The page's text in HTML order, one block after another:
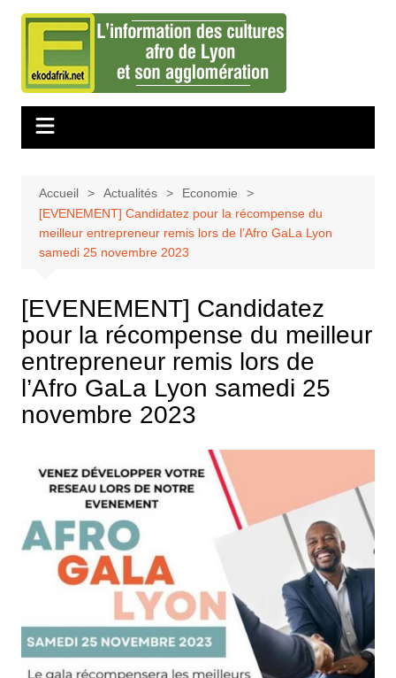
Aller
contenu
Accueil Actualités
Economie
[EVENEMENT] Candidatez pour la récompense du
meilleur entrepreneur remis lors de l’Afro GaLa Lyon
samedi 25 novembre 2023
[EVENEMENT] Candidatez
pour la récompense du meilleur
entrepreneur remis lors de
l’Afro GaLa Lyon samedi 25
novembre 2023